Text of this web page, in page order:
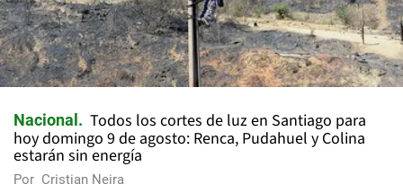
Nacional
Todos los cortes de luz en Santiago para
hoy domingo 9 de agosto: Renca, Pudahuel y Colina
estarán sin energía
Por Cristian Neira